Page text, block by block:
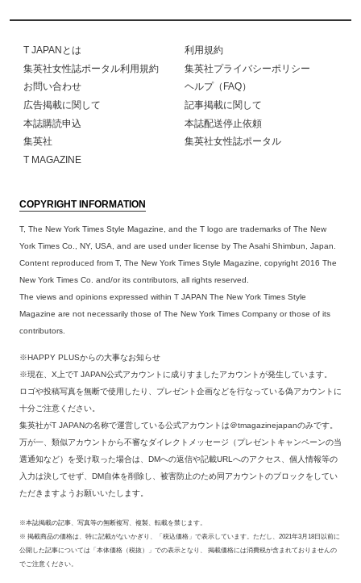
T JAPANとは
利用規約
集英社女性誌ポータル利用規約
集英社プライバシーポリシー
お問い合わせ
ヘルプ（FAQ）
広告掲載に関して
記事掲載に関して
本誌購読申込
本誌配送停止依頼
集英社
集英社女性誌ポータル
T MAGAZINE
COPYRIGHT INFORMATION
T, The New York Times Style Magazine, and the T logo are trademarks of The New
York Times Co., NY, USA, and are used under license by The Asahi Shimbun, Japan.
Content reproduced from T, The New York Times Style Magazine, copyright 2016 The
New York Times Co. and/or its contributors, all rights reserved.
The views and opinions expressed within T JAPAN The New York Times Style
Magazine are not necessarily those of The New York Times Company or those of its
contributors.
※HAPPY PLUSからの大事なお知らせ
※現在、X上でT JAPAN公式アカウントに成りすましたアカウントが発生しています。
ロゴや投稿写真を無断で使用したり、プレゼント企画などを行なっている偽アカウントに
十分ご注意ください。
集英社がT JAPANの名称で運営している公式アカウントは＠tmagazinejapanのみです。
万が一、類似アカウントから不審なダイレクトメッセージ（プレゼントキャンペーンの当
選通知など）を受け取った場合は、DMへの返信や記載URLへのアクセス、個人情報等の
入力は決してせず、DM自体を削除し、被害防止のため同アカウントのブロックをしてい
ただきますようお願いいたします。
※本誌掲載の記事、写真等の無断複写、複製、転載を禁じます。
※ 掲載商品の価格は、特に記載がないかぎり、「税込価格」で表示しています。ただし、2021年3月18日以前に
公開した記事については「本体価格（税抜）」での表示となり、 掲載価格には消費税が含まれておりませんの
でご注意ください。